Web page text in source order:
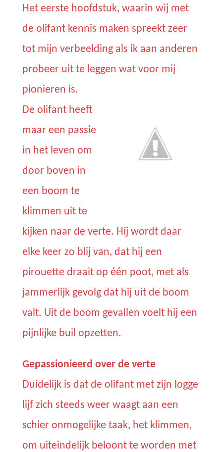
Het eerste hoofdstuk, waarin wij met
de olifant kennis maken spreekt zeer
tot mijn verbeelding als ik aan anderen
probeer uit te leggen wat voor mij
pionieren is.
De olifant heeft
maar een passie
in het leven om
door boven in
een boom te
klimmen uit te
kijken naar de verte. Hij wordt daar
elke keer zo blij van, dat hij een
pirouette draait op één poot, met als
jammerlijk gevolg dat hij uit de boom
valt. Uit de boom gevallen voelt hij een
pijnlijke buil opzetten.
Gepassionieerd over de verte
Duidelijk is dat de olifant met zijn logge
lijf zich steeds weer waagt aan een
schier onmogelijke taak, het klimmen,
om uiteindelijk beloont te worden met